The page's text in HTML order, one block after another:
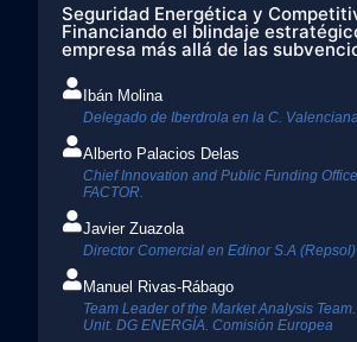
Seguridad Energética y
Financiando el blindaje
empresa más allá de las
Ibán Molina
Delegado de Iberdrola en la C. Valenciana
Alberto Palacios Delas​
Chief Innovation and Public Funding
FACTOR.​
Javier Zuazola
Director Comercial en Edinor S.A (Repsol)
Manuel Rivas-Rábago​
Team Leader of the Market Analysis
Unit. DG ENERGÍA. Comisión Europea​